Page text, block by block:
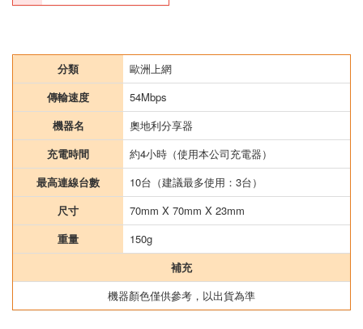
分類
歐洲上網
傳輸速度
54Mbps
機器名
奧地利分享器
充電時間
約4小時（使用本公司充電器）
最高連線台數
10台（建議最多使用：3台）
尺寸
70mm X 70mm X 23mm
重量
150g
補充
機器顏色僅供參考，以出貨為準